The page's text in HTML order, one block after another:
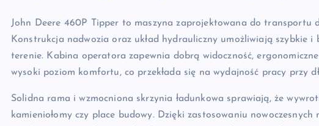
John Deere 460P Tipper to maszyna zaprojektowana do transportu
Konstrukcja nadwozia oraz układ hydrauliczny umożliwiają szybkie i
terenie. Kabina operatora zapewnia dobrą widoczność,
wysoki poziom komfortu, co przekłada się na wydajność pracy przy
Solidna rama i wzmocniona skrzynia ładunkowa sprawiają, że
kamieniołomy czy place budowy. Dzięki zastosowaniu